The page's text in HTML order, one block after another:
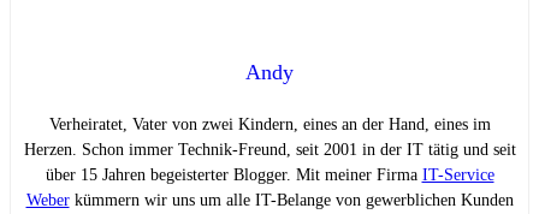
Andy
Verheiratet, Vater von zwei Kindern, eines an der Hand, eines im
Herzen. Schon immer Technik-Freund, seit 2001 in der IT tätig und seit
über 15 Jahren begeisterter Blogger. Mit meiner Firma IT-Service
Weberkümmern wir uns um alle IT-Belange von gewerblichen Kunden